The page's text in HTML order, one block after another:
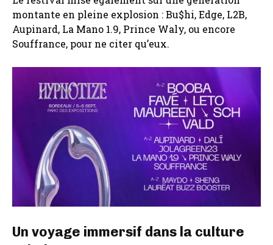
montante en pleine explosion : Bu$hi, Edge, L2B,
Aupinard, La Mano 1.9, Prince Waly, ou encore
Souffrance, pour ne citer qu’eux.
Un voyage immersif dans la culture